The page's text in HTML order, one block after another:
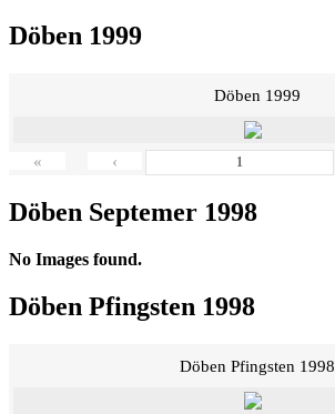
Döben 1999
Döben 1999
« ‹
Döben Septemer 1998
No Images found.
Döben Pfingsten 1998
Döben Pfingsten 1998